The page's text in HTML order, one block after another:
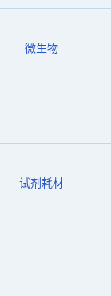
微生物
试剂耗材